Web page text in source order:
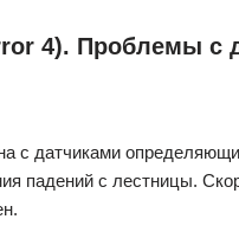
4). Проблемы с
с датчиками
падений с лестницы.